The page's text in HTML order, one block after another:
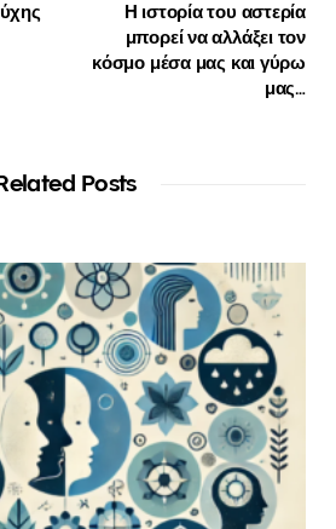
Η ιστορία του αστερία
μπορεί να αλλάξει τον
κόσμο μέσα μας και γύρω
μας…
Posts